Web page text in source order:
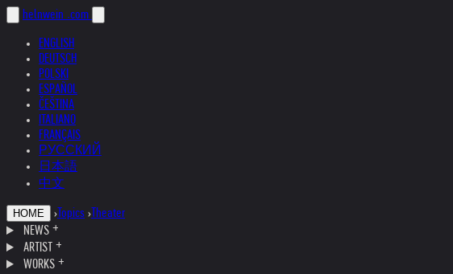
helnwein .com
ENGLISH
DEUTSCH
POLSKI
ESPAÑOL
ČEŠTINA
ITALIANO
FRANÇAIS
РУССКИЙ
日本語
中文
HOME › Topics › Theater
NEWS
ARTIST
WORKS